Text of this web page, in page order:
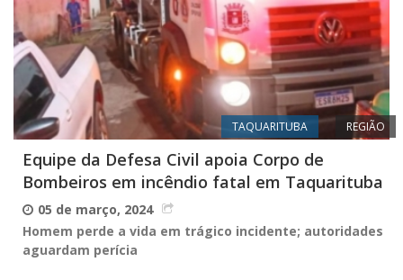
TAQUARITUBA REGIÃO
Equipe da Defesa Civil apoia Corpo de
Bombeiros em incêndio fatal em Taquarituba
05 de março, 2024
Homem perde a vida em trágico incidente; autoridades
aguardam perícia